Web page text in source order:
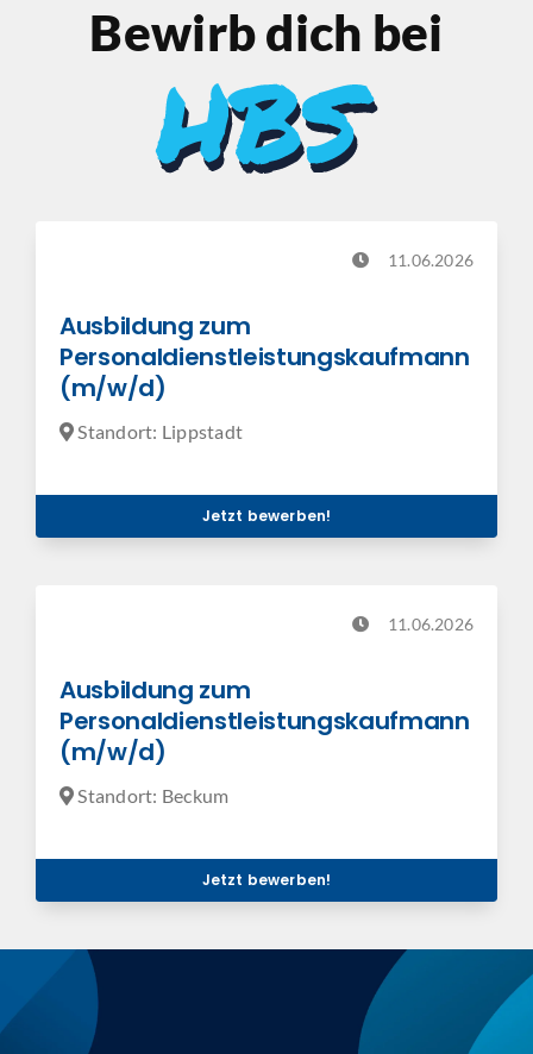
Bewirb dich bei
11.06.2026
Ausbildung zum
Personaldienstleistungskaufmann
(m/w/d)
Standort: Lippstadt
Jetzt bewerben!
11.06.2026
Ausbildung zum
Personaldienstleistungskaufmann
(m/w/d)
Standort: Beckum
Jetzt bewerben!